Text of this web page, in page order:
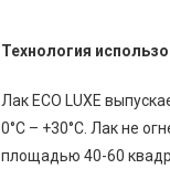
Технология
Лак ECO LUXE
0°С – +30°С. Лак не
площадью 40-60